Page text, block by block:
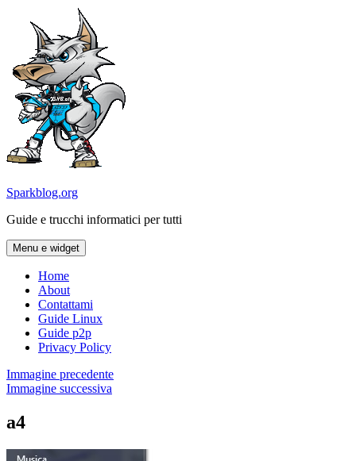
contenuto
Sparkblog.org
Guide e trucchi informatici per tutti
Menu e widget
Home
About
Contattami
Guide Linux
Guide p2p
Privacy Policy
Immagine precedente
Immagine successiva
a4